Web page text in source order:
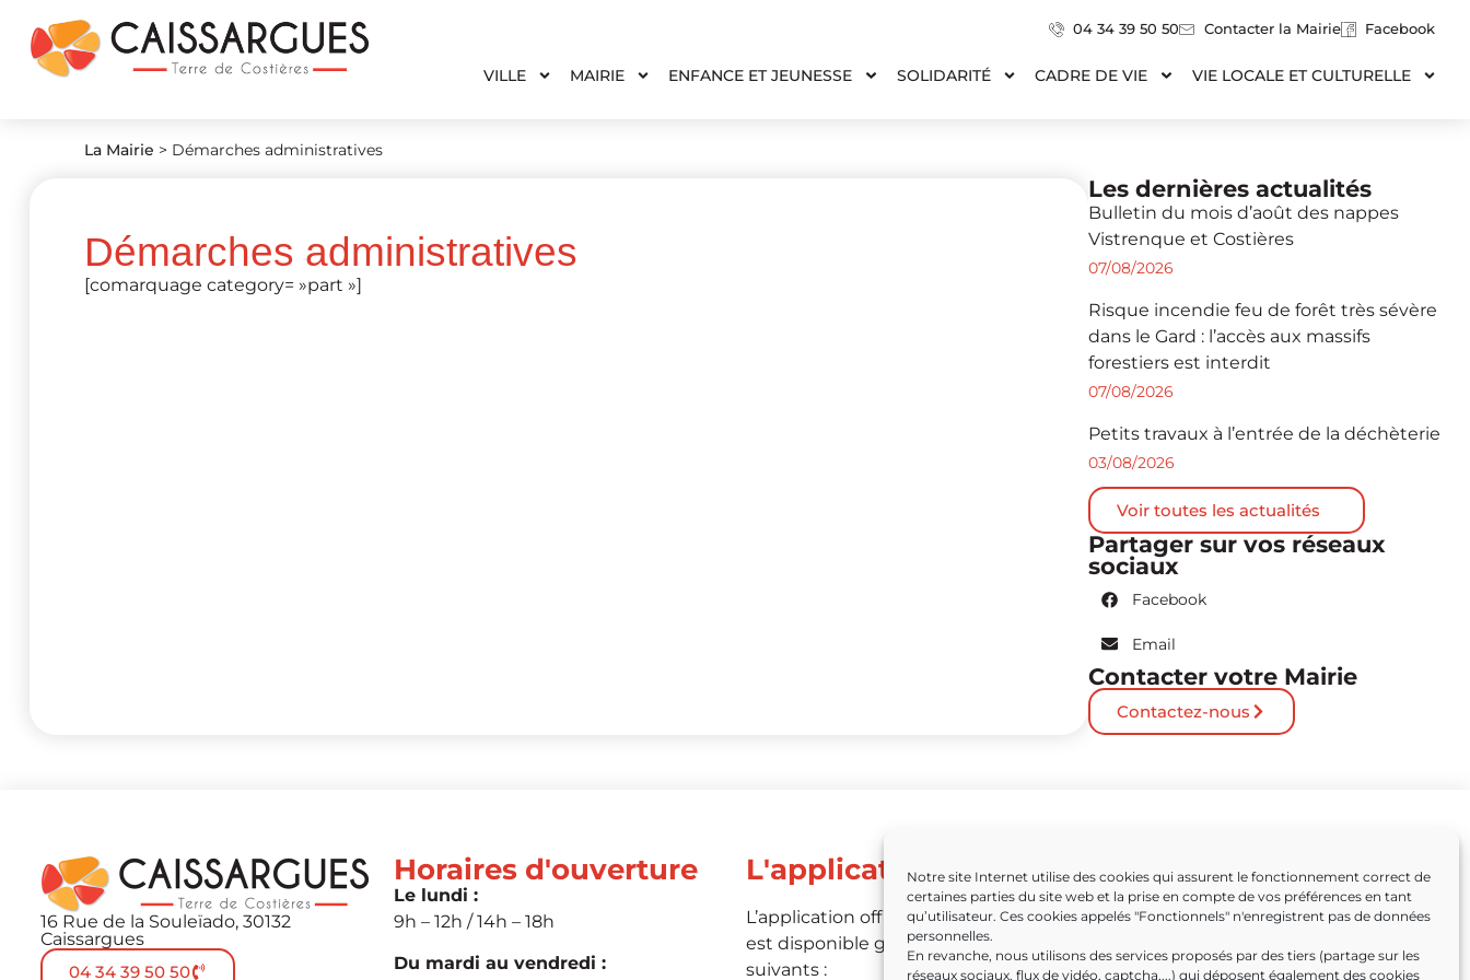
Notre site Internet utilise des cookies qui assurent le fonctionnement correct de
certaines parties du site web et la prise en compte de vos préférences en tant
qu’utilisateur. Ces cookies appelés "Fonctionnels" n'enregistrent pas de données
personnelles.
En revanche, nous utilisons des services proposés par des tiers (partage sur les
réseaux sociaux, flux de vidéo, captcha,...) qui déposent également des cookies
04 34 39 50 50 Contacter la Mairie Facebook
VILLE MAIRIE ENFANCE ET JEUNESSE SOLIDARITÉ CADRE DE VIE VIE LOCALE ET CULTURELLE
La Mairie > Démarches administratives
Démarches administratives
[comarquage category= »part »]
Les dernières actualités
Bulletin du mois d’août des nappes
Vistrenque et Costières
07/08/2026
Risque incendie feu de forêt très sévère
dans le Gard : l’accès aux massifs
forestiers est interdit
07/08/2026
Petits travaux à l’entrée de la déchèterie
03/08/2026
Voir toutes les actualités
Partager sur vos réseaux
sociaux
Facebook
Email
Contacter votre Mairie
Contactez-nous
16 Rue de la Souleïado, 30132
Caissargues
04 34 39 50 50
Horaires d'ouverture
Le lundi :
9h – 12h / 14h – 18h
Du mardi au vendredi :
L'application
L’application officielle de Caissargues
est disponible grâce aux liens
suivants :
Partenaires